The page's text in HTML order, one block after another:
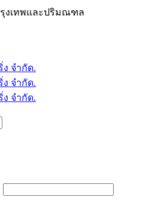
รุงเทพและปริมณฑล